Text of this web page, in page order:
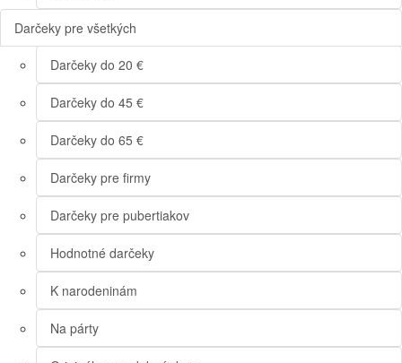
Darčeky pre všetkých
Darčeky do 20 €
Darčeky do 45 €
Darčeky do 65 €
Darčeky pre firmy
Darčeky pre pubertiakov
Hodnotné darčeky
K narodeninám
Na párty